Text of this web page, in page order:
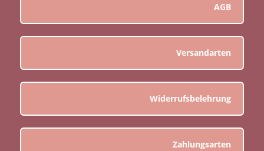
AGB
Versandarten
Widerrufsbelehrung
Zahlungsarten